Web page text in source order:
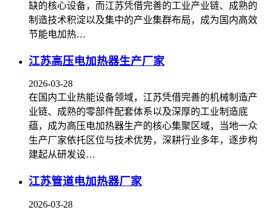
缺的核心设备，而江苏凭借完善的工业产业链、成熟的
制造技术积淀以及集中的产业集群布局，成为国内高效
节能电加热…
江苏高压电加热器生产厂家
2026-03-28
在国内工业热能设备领域，江苏凭借完善的机械制造产
业链、成熟的零部件配套体系以及深厚的工业制造底
蕴，成为高压电加热器生产的核心集聚区域，当地一众
生产厂家依托区位与技术优势，深耕行业多年，逐步构
建起从研发设…
江苏管道电加热器厂家
2026-03-28